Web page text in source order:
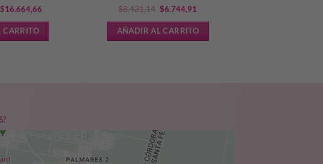
El
precio
original
$16.664,66
precio
actual
CARRITO
$8.431,14 El
precio
original
$6.744,91
precio
actual
AÑADIR AL CARRITO